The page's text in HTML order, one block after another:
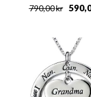
kr
790,00